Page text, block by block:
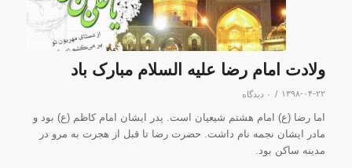
ولادت امام رضا علیه السلام مبارک باد
۱۳۹۸-۰۴-۲۲ / ۰ دیدگاه
اما رضا (ع) امام هشتم شیعیان است. پدر ایشان امام کاظم (ع) بود و
مادر ایشان نجمه نام داشت. حضرت رضا تا قبل از هجرت به مرو در
مدینه ساکن بود.